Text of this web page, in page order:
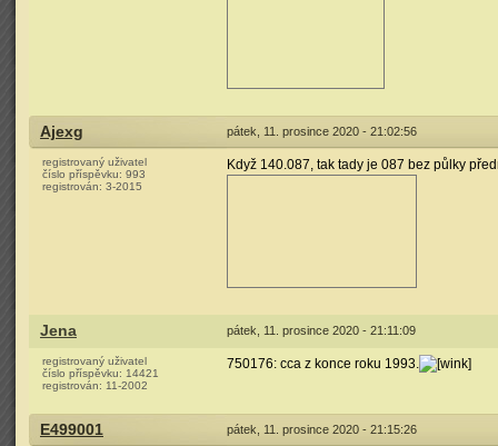
Ajexg pátek, 11. prosince 2020 - 21:02:56
registrovaný uživatel
číslo příspěvku: 993
registrován: 3-2015
Když 140.087, tak tady je 087 bez půlky
Jena pátek, 11. prosince 2020 - 21:11:09
registrovaný uživatel
číslo příspěvku: 14421
registrován: 11-2002
750176: cca z konce roku 1993.
E499001 pátek, 11. prosince 2020 - 21:15:26